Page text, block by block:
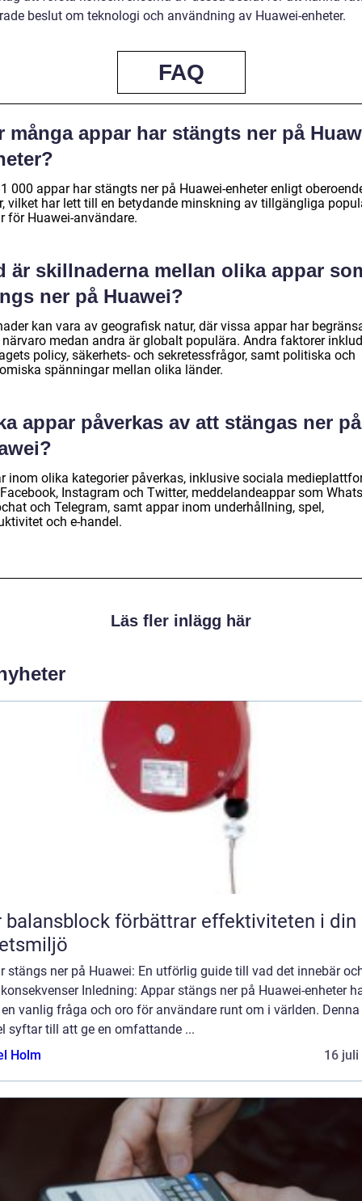
beslut om teknologi och användning av Huawei-enheter.
FAQ
många appar har stängts ner på
000 appar har stängts ner på Huawei-enheter enligt
vilket har lett till en betydande minskning av tillgängliga
för Huawei-användare.
är skillnaderna mellan olika appar
ner på Huawei?
kan vara av geografisk natur, där vissa appar har
medan andra är globalt populära. Andra faktorer
policy, säkerhets- och sekretessfrågor, samt politiska och
spänningar mellan olika länder.
appar påverkas av att stängas ner på
inom olika kategorier påverkas, inklusive sociala
Instagram och Twitter, meddelandeappar som
och Telegram, samt appar inom underhållning, spel,
och e-handel.
Läs fler inlägg här
balansblock förbättrar effektiviteten i din
stängs ner på Huawei: En utförlig guide till vad det innebär
Inledning: Appar stängs ner på Huawei-enheter
vanlig fråga och oro för användare runt om i världen. Denna
syftar till att ge en omfattande ...
Holm
16 juli